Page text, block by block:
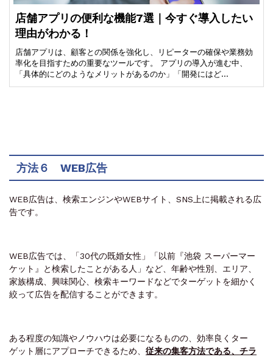
店舗アプリの便利な機能7選｜今すぐ導入したい
理由がわかる！
店舗アプリは、顧客との関係を強化し、リピーターの確保や業務効
率化を目指すための重要なツールです。 アプリの導入が進む中、
「具体的にどのようなメリットがあるのか」「開発にはど…
方法６ WEB広告
WEB広告は、検索エンジンやWEBサイト、SNS上に掲載される広
告です。
WEB広告では、「30代の既婚女性」「以前『池袋 スーパーマー
ケット』と検索したことがある人」など、年齢や性別、エリア、
家族構成、興味関心、検索キーワードなどでターゲットを細かく
絞って広告を配信することができます。
ある程度の知識やノウハウは必要になるものの、効率良くター
ゲット層にアプローチできるため、 従来の集客方法である、チラ